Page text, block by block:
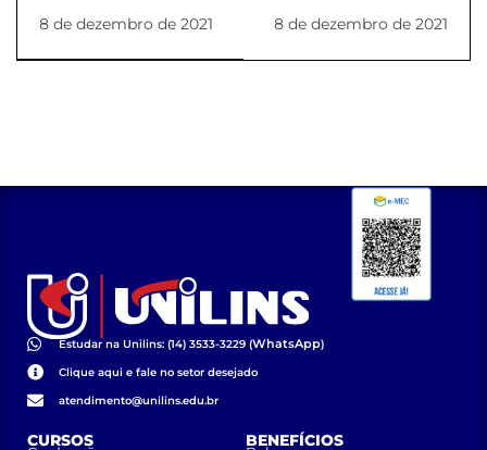
05/2021
8 de dezembro de 2021
07/2021
8 de dezembro de 2021
Estudar na Unilins: (14) 3533-3229 (WhatsApp)
Clique aqui e fale no setor desejado
atendimento@unilins.edu.br
CURSOS BENEFÍCIOS